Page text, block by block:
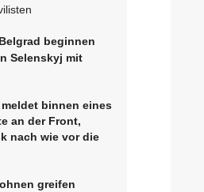
beginnen
Selenskyj mit
binnen eines
an der Front,
nach wie vor die
greifen